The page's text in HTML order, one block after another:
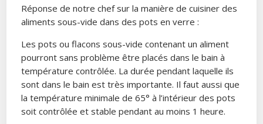
Réponse de notre chef sur la manière de cuisiner des
aliments sous-vide dans des pots en verre :
Les pots ou flacons sous-vide contenant un aliment
pourront sans problème être placés dans le bain à
température contrôlée. La durée pendant laquelle ils
sont dans le bain est très importante. Il faut aussi que
la température minimale de 65° à l’intérieur des pots
soit contrôlée et stable pendant au moins 1 heure.